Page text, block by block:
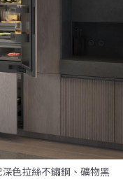
色拉絲不鏽鋼、礦物黑